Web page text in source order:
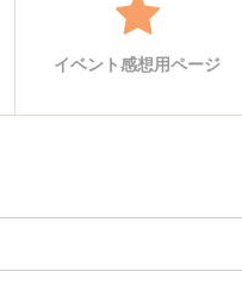
イベント感想用ページ